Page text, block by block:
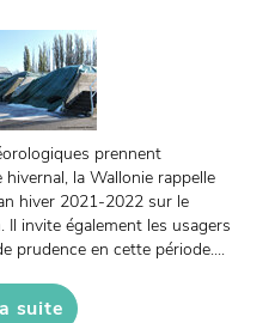
prennent
la Wallonie rappelle
hiver 2021-2022 sur le
invite également les usagers
prudence en cette période....
suite